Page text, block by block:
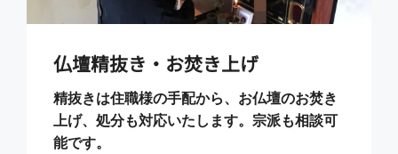
仏壇精抜き・お焚き上げ
精抜きは住職様の手配から、お仏壇のお焚き
上げ、処分も対応いたします。宗派も相談可
能です。